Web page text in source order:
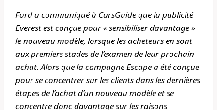
Ford a communiqué à CarsGuide que la publicité
Everest est conçue pour « sensibiliser davantage »
le nouveau modèle, lorsque les acheteurs en sont
aux premiers stades de l’examen de leur prochain
achat. Alors que la campagne Escape a été conçue
pour se concentrer sur les clients dans les dernières
étapes de l’achat d’un nouveau modèle et se
concentre donc davantage sur les raisons